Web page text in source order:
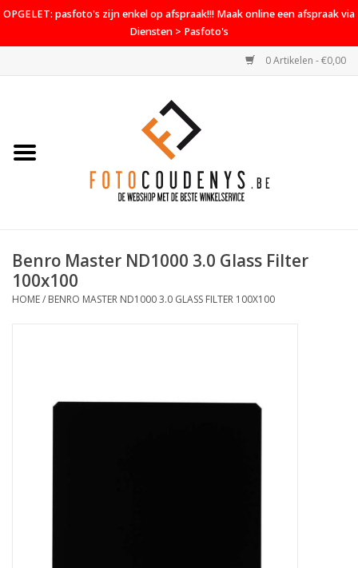
OPGELET: pasfoto's zijn enkel op afspraak!!! Maak online een afspraak via
Diensten > Pasfoto's
0 Artikelen - €0,00
Home
PROMO
Diensten
Benro Master ND1000 3.0 Glass Filter
100x100
HOME/ BENRO MASTER ND1000 3.0 GLASS FILTER 100X100